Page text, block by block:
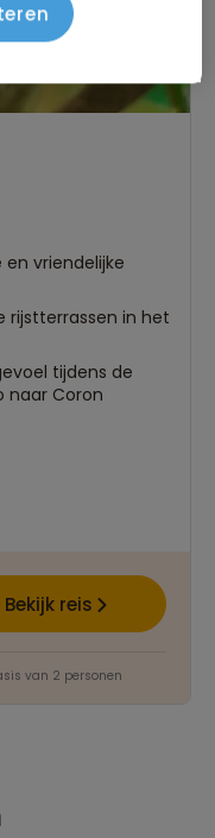
vriendelijke
rijstterrassen in het
tijdens de
naar Coron
Bekijk reis
van 2 personen